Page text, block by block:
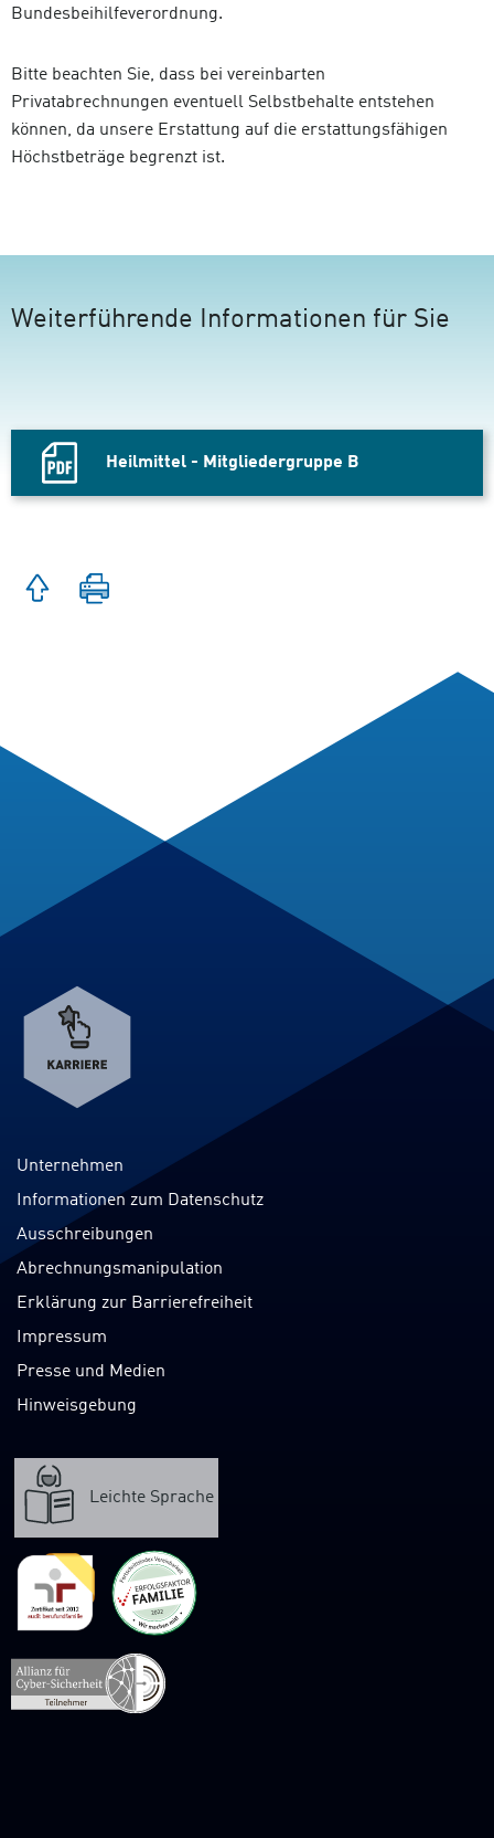
Bundesbeihilfeverordnung.
Bitte beachten Sie, dass bei vereinbarten
Privatabrechnungen eventuell Selbstbehalte entstehen
können, da unsere Erstattung auf die erstattungsfähigen
Höchstbeträge begrenzt ist.
Weiterführende Informationen für Sie
Heilmittel - Mitgliedergruppe B
Zum
Seitenanfang
Verweis
zum
Karriereportal
Unternehmen
Informationen zum Datenschutz
Ausschreibungen
Abrechnungsmanipulation
Erklärung zur Barrierefreiheit
Impressum
Presse und Medien
Hinweisgebung
Leichte Sprache
Verweis
zur
Webpräsenz